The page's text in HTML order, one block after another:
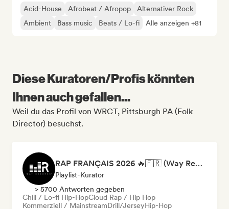
Acid-House Afrobeat / Afropop
Alternativer Rock
Ambient
Bass music Beats / Lo-fi Alle anzeigen +81
Diese Kuratoren/Profis könnten
Ihnen auch gefallen...
Weil du das Profil von WRCT, Pittsburgh PA (Folk
Director) besuchst.
RAP FRANÇAIS 2026 🔥🇫🇷 (Way Records)
Playlist-Kurator
> 5700 Antworten gegeben
Chill / Lo-fi Hip-HopCloud Rap / Hip Hop
Kommerziell / MainstreamDrill/JerseyHip-Hop